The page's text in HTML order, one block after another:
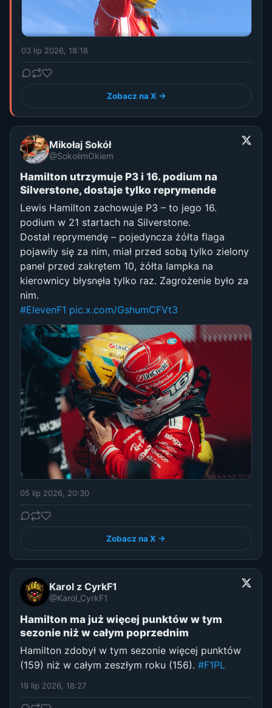
03 lip 2026, 18:18
Zobacz na X →
Mikołaj Sokół
@SokolimOkiem
Hamilton utrzymuje P3 i 16. podium na
Silverstone, dostaje tylko reprymende
Lewis Hamilton zachowuje P3 – to jego 16.
podium w 21 startach na Silverstone.
Dostał reprymendę – pojedyncza żółta flaga
pojawiły się za nim, miał przed sobą tylko zielony
panel przed zakrętem 10, żółta lampka na
kierownicy błysnęła tylko raz. Zagrożenie było za
nim.
#ElevenF1 pic.x.com/GshumCFVt3
05 lip 2026, 20:30
Zobacz na X →
Karol z CyrkF1
@Karol_CyrkF1
Hamilton ma już więcej punktów w tym
sezonie niż w całym poprzednim
Hamilton zdobył w tym sezonie więcej punktów
(159) niż w całym zeszłym roku (156). #F1PL
19 lip 2026, 18:27